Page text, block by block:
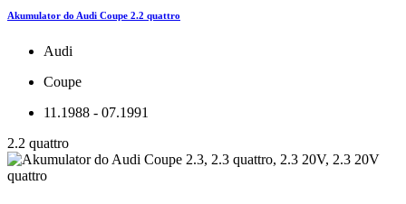
Akumulator do Audi Coupe 2.2 quattro
Audi
Coupe
11.1988 - 07.1991
2.2 quattro